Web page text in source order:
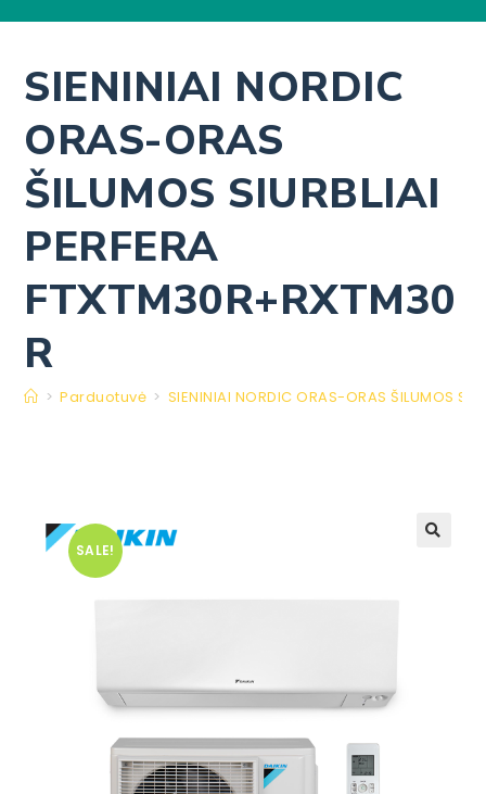
SIENINIAI NORDIC
ORAS-ORAS
ŠILUMOS SIURBLIAI
PERFERA
FTXTM30R+RXTM30
R
> Parduotuvė > SIENINIAI NORDIC ORAS-ORAS ŠILUMOS
SALE!